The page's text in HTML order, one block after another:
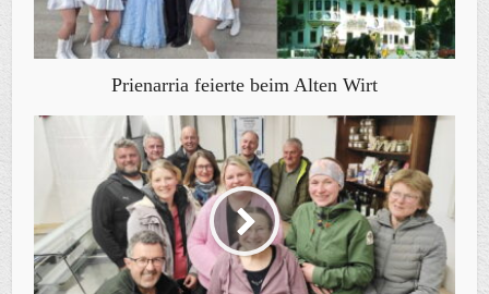
Prienarria feierte beim Alten Wirt